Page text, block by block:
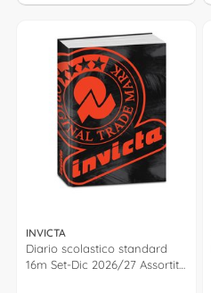
INVICTA
Diario scolastico standard
16m Set-Dic 2026/27 Assortito